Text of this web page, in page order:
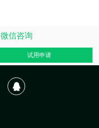
微信咨询
试用申请